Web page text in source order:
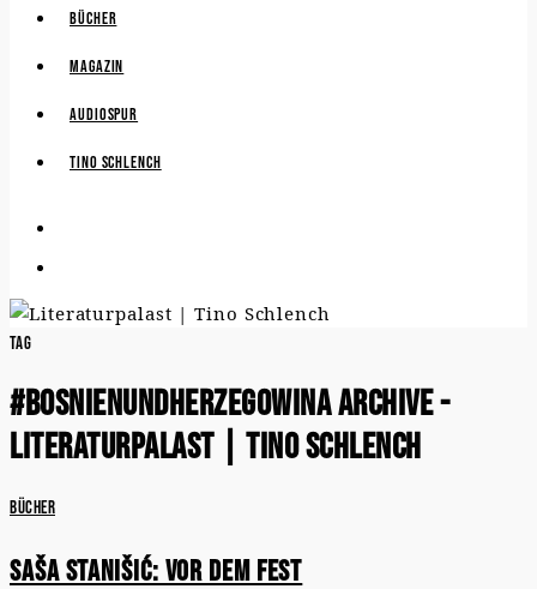
Bücher
Magazin
Audiospur
Tino Schlench
Tag
#bosnienundherzegowina Archive -
Literaturpalast | Tino Schlench
Bücher
Saša Stanišić: Vor dem Fest